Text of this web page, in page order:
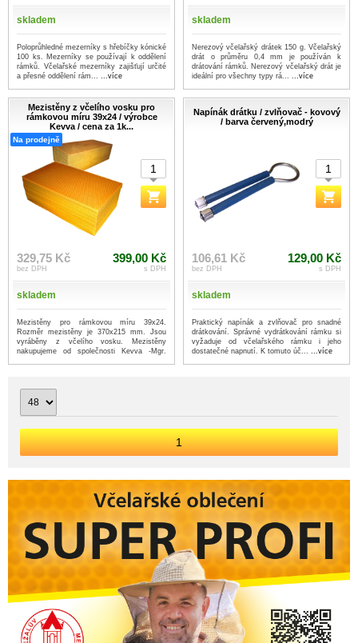
skladem
Poloprůhledné mezerníky s hřebíčky kónické
100 ks. Mezerníky se používají k oddělení
rámků. Včelařské mezerníky zajišťují určité
a přesné oddělení rám... ...více
skladem
Nerezový včelařský drátek 150 g. Včelařský
drát o průměru 0,4 mm je používán k
drátování rámků. Nerezový včelařský drát je
ideální pro všechny typy rá... ...více
Mezistěny z včelího vosku pro
rámkovou míru 39x24 / výrobce
Kevva / cena za 1k...
Na prodejně
329,75 Kč
bez DPH
399,00 Kč
s DPH
skladem
Mezistěny pro rámkovou míru 39x24.
Rozměr mezistěny je 370x215 mm. Jsou
vyráběny z včelího vosku. Mezistěny
nakupujeme od společnosti Kevva -Mgr.
Napínák drátku / zvlňovač - kovový
/ barva červený,modrý
106,61 Kč
bez DPH
129,00 Kč
s DPH
skladem
Praktický napínák a zvlňovač pro snadné
drátkování. Správné vydrátkování rámku si
vyžaduje od včelařského rámku i jeho
dostatečné napnutí. K tomuto úč... ...více
1